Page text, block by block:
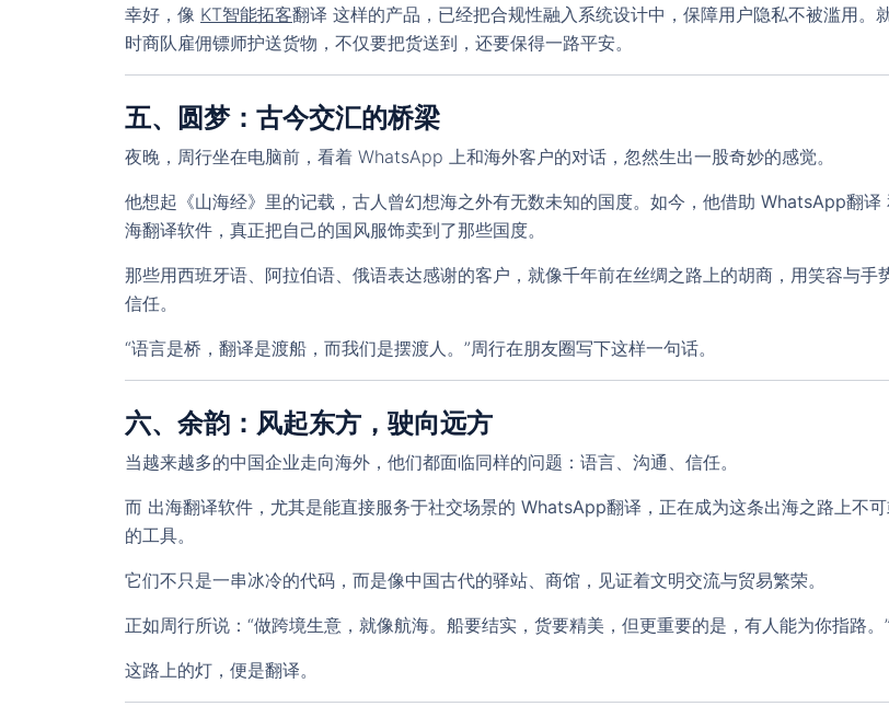
幸好，像 KT智能拓客翻译 这样的产品，已经把合规性融入系统设计中，保障用户隐私不被滥用。
时商队雇佣镖师护送货物，不仅要把货送到，还要保得一路平安。
五、圆梦：古今交汇的桥梁
夜晚，周行坐在电脑前，看着 WhatsApp 上和海外客户的对话，忽然生出一股奇妙的感觉。
他想起《山海经》里的记载，古人曾幻想海之外有无数未知的国度。如今，他借助 WhatsApp翻译
海翻译软件 ，真正把自己的国风服饰卖到了那些国度。
那些用西班牙语、阿拉伯语、俄语表达感谢的客户，就像千年前在丝绸之路上的胡商，用笑容与手
信任。
“语言是桥，翻译是渡船，而我们是摆渡人。”周行在朋友圈写下这样一句话。
六、余韵：风起东方，驶向远方
当越来越多的中国企业走向海外，他们都面临同样的问题：语言、沟通、信任。
而 出海翻译软件 ，尤其是能直接服务于社交场景的 WhatsApp翻译 ，正在成为这条出海之路上不
的工具。
它们不只是一串冰冷的代码，而是像中国古代的驿站、商馆，见证着文明交流与贸易繁荣。
正如周行所说：“做跨境生意，就像航海。船要结实，货要精美，但更重要的是，有人能为你指路。”
这路上的灯，便是翻译。
关闭